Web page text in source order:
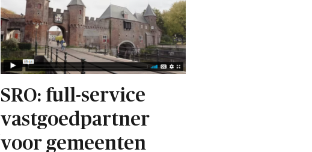
SRO: full-service
vastgoedpartner
voor gemeenten